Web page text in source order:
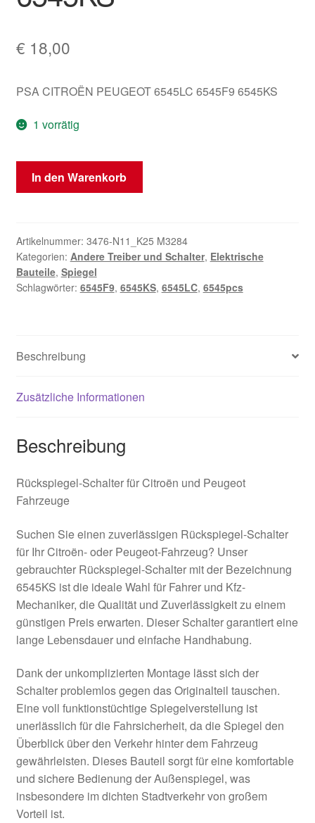
€ 18,00
PSA CITROËN PEUGEOT 6545LC 6545F9 6545KS
1 vorrätig
Rückspiegel-
Schalter
6545KS
Menge
In den Warenkorb
Artikelnummer: 3476-N11_K25 M3284
Kategorien: Andere Treiber und Schalter, Elektrische
Bauteile, Spiegel
Schlagwörter: 6545F9, 6545KS, 6545LC, 6545pcs
Beschreibung
Zusätzliche Informationen
Beschreibung
Rückspiegel-Schalter für Citroën und Peugeot
Fahrzeuge
Suchen Sie einen zuverlässigen Rückspiegel-Schalter
für Ihr Citroën- oder Peugeot-Fahrzeug? Unser
gebrauchter Rückspiegel-Schalter mit der Bezeichnung
6545KS ist die ideale Wahl für Fahrer und Kfz-
Mechaniker, die Qualität und Zuverlässigkeit zu einem
günstigen Preis erwarten. Dieser Schalter garantiert eine
lange Lebensdauer und einfache Handhabung.
Dank der unkomplizierten Montage lässt sich der
Schalter problemlos gegen das Originalteil tauschen.
Eine voll funktionstüchtige Spiegelverstellung ist
unerlässlich für die Fahrsicherheit, da die Spiegel den
Überblick über den Verkehr hinter dem Fahrzeug
gewährleisten. Dieses Bauteil sorgt für eine komfortable
und sichere Bedienung der Außenspiegel, was
insbesondere im dichten Stadtverkehr von großem
Vorteil ist.